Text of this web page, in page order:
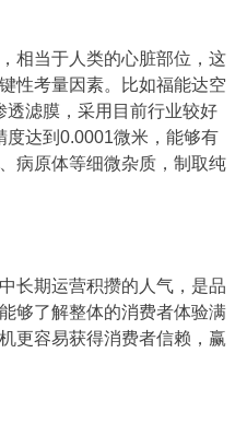
相当于人类的心脏部位，这
性考量因素。比如福能达空
透滤膜，采用目前行业较好
度达到0.0001微米，能够有
病原体等细微杂质，制取纯
长期运营积攒的人气，是品
够了解整体的消费者体验满
更容易获得消费者信赖，赢